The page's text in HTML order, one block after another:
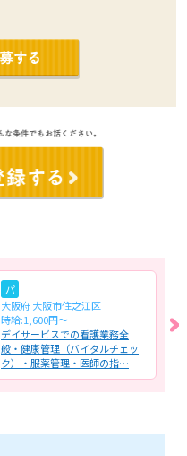
パ
大阪府 大阪市住之江区
時給:1,600円～
デイサービスでの看護業務全
般・健康管理（バイタルチェッ
ク）・服薬管理・医師の指…